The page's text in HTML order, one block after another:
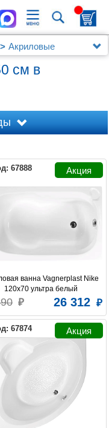
Акриловые
см в
AQUANET
MIRSANT
VAGNERPLAST
67888
ванна Vagnerplast Nike
120x70 ультра белый
26 312
67874